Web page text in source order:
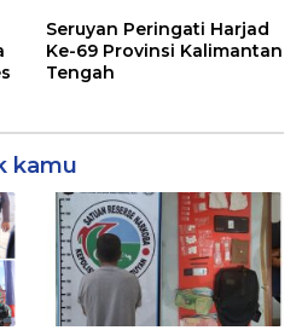
Seruyan Peringati Harjad
Ke-69 Provinsi Kalimantan
Tengah
kamu